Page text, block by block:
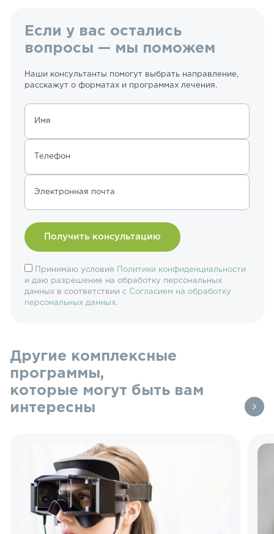
Если у вас остались
вопросы — мы поможем
Наши консультанты помогут выбрать направление,
расскажут о форматах и программах лечения.
Имя
Телефон
Электронная почта
Принимаю условия
Политики конфиденциальности
и даю разрешение на обработку персональных
данных в соответствии с Согласием на обработку
персональных данных.
Другие комплексные
программы,
которые могут быть вам
интересны